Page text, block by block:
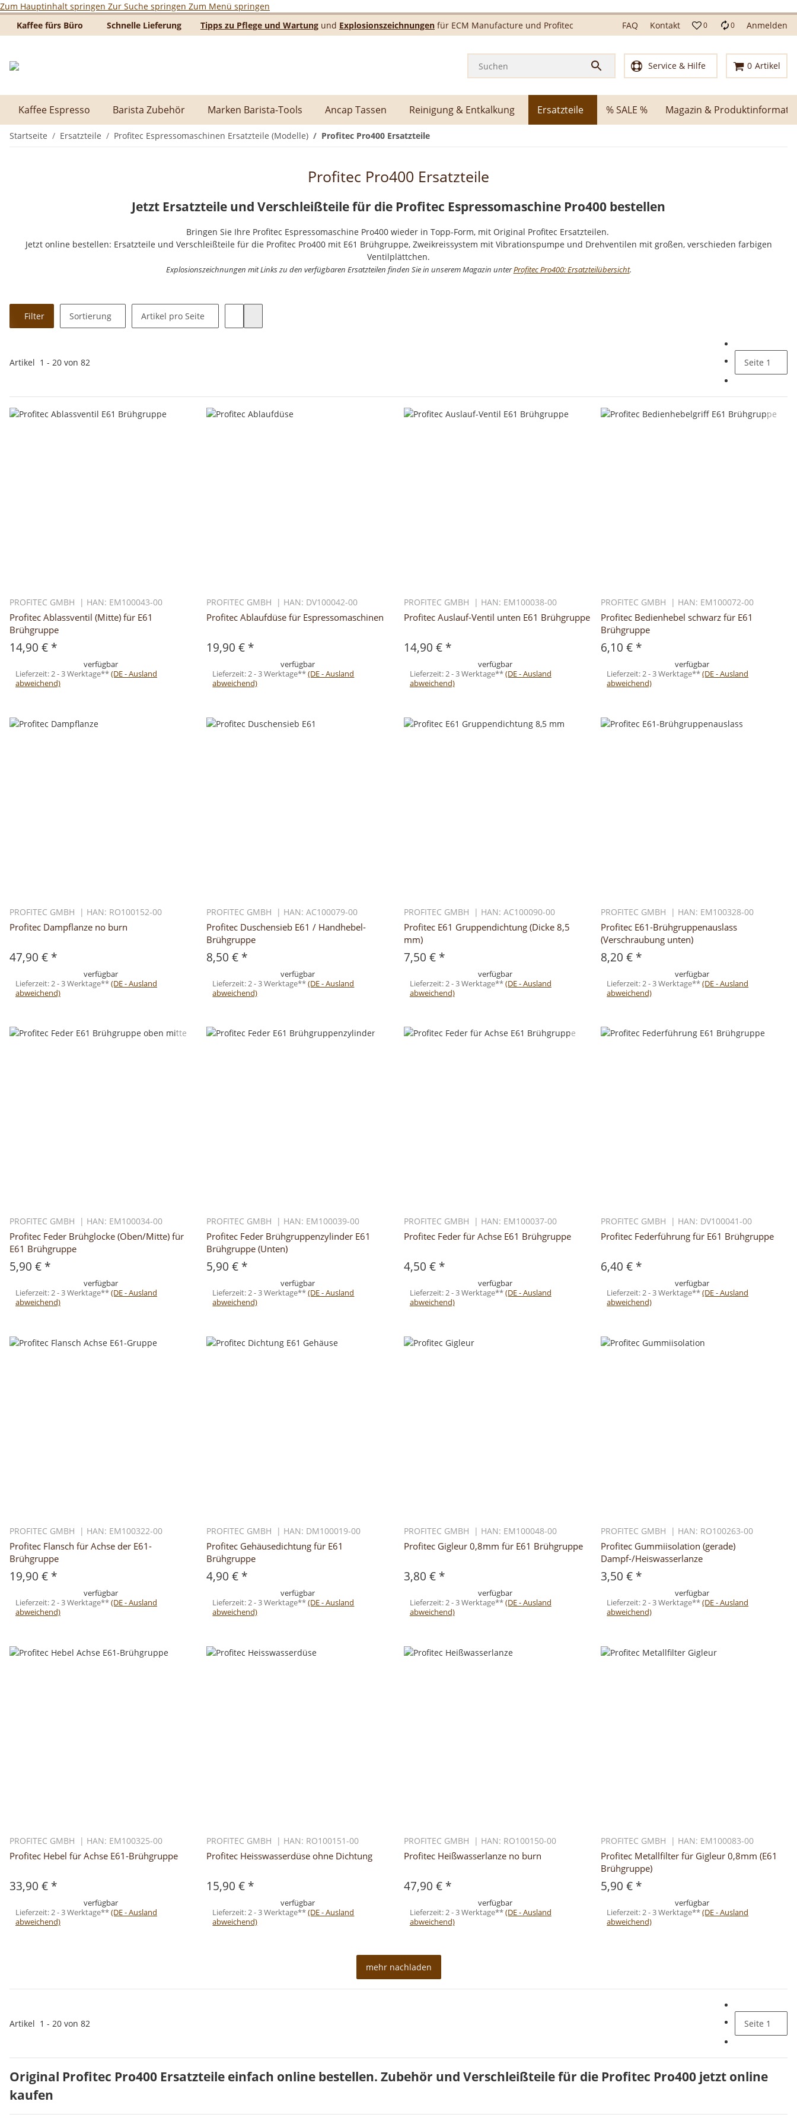
Zum Hauptinhalt springen Zur Suche springen Zum Menü springen
Kaffee fürs Büro
Schnelle Lieferung Tipps zu Pflege und Wartung und Explosionszeichnungen für ECM Manufacture und Profitec FAQ Kontakt 0 0 Anmelden
Service & Hilfe 0 Artikel
Kaffee Espresso Barista Zubehör Marken Barista-Tools Ancap Tassen Reinigung & Entkalkung Ersatzteile % SALE % Magazin &
Startseite Ersatzteile Profitec Espressomaschinen Ersatzteile (Modelle) Profitec Pro400 Ersatzteile
Profitec Pro400 Ersatzteile
Jetzt Ersatzteile und Verschleißteile für die Profitec Espressomaschine Pro400 bestellen
Bringen Sie Ihre Profitec Espressomaschine Pro400 wieder in Topp-Form, mit Original Profitec Ersatzteilen.
Jetzt online bestellen: Ersatzteile und Verschleißteile für die Profitec Pro400 mit E61 Brühgruppe, Zweikreissystem mit Vibrationspumpe und Drehventilen mit großen, verschieden farbigen
Ventilplättchen.
Explosionszeichnungen mit Links zu den verfügbaren Ersatzteilen finden Sie in unserem Magazin unterProfitec Pro400: Ersatzteilübersicht.
Filter Sortierung Artikel pro Seite
Artikel 1 - 20 von 82 Seite 1
PROFITEC GMBH | HAN: EM100043-00
Profitec Ablassventil (Mitte) für E61
Brühgruppe
14,90 € *
verfügbar
Lieferzeit:2 - 3 Werktage**(DE - Ausland
abweichend)
PROFITEC GMBH | HAN: DV100042-00
Profitec Ablaufdüse für Espressomaschinen
19,90 € *
verfügbar
Lieferzeit:2 - 3 Werktage**(DE - Ausland
abweichend)
PROFITEC GMBH | HAN: EM100038-00
Profitec Auslauf-Ventil unten E61 Brühgruppe
14,90 € *
verfügbar
Lieferzeit:2 - 3 Werktage**(DE - Ausland
abweichend)
PROFITEC GMBH | HAN: EM100072-00
Profitec Bedienhebel schwarz für E61
Brühgruppe
6,10 € *
verfügbar
Lieferzeit:2 - 3 Werktage**(DE - Ausland
abweichend)
PROFITEC GMBH | HAN: RO100152-00
Profitec Dampflanze no burn
47,90 € *
verfügbar
Lieferzeit: 2 - 3 Werktage**(DE - Ausland
abweichend)
PROFITEC GMBH | HAN: AC100079-00
Profitec Duschensieb E61 / Handhebel-
Brühgruppe
8,50 € *
verfügbar
Lieferzeit: 2 - 3 Werktage**(DE - Ausland
abweichend)
PROFITEC GMBH | HAN: AC100090-00
Profitec E61 Gruppendichtung (Dicke 8,5
mm)
7,50 € *
verfügbar
Lieferzeit: 2 - 3 Werktage**(DE - Ausland
abweichend)
PROFITEC GMBH | HAN: EM100328-00
Profitec E61-Brühgruppenauslass
(Verschraubung unten)
8,20 € *
verfügbar
Lieferzeit: 2 - 3 Werktage**(DE - Ausland
abweichend)
PROFITEC GMBH | HAN: EM100034-00
Profitec Feder Brühglocke (Oben/Mitte) für
E61 Brühgruppe
5,90 € *
verfügbar
Lieferzeit:2 - 3 Werktage**(DE - Ausland
abweichend)
PROFITEC GMBH | HAN: EM100039-00
Profitec Feder Brühgruppenzylinder E61
Brühgruppe (Unten)
5,90 € *
verfügbar
Lieferzeit:2 - 3 Werktage**(DE - Ausland
abweichend)
PROFITEC GMBH | HAN: EM100037-00
Profitec Feder für Achse E61 Brühgruppe
4,50 € *
verfügbar
Lieferzeit:2 - 3 Werktage**(DE - Ausland
abweichend)
PROFITEC GMBH | HAN: DV100041-00
Profitec Federführung für E61 Brühgruppe
6,40 € *
verfügbar
Lieferzeit:2 - 3 Werktage**(DE - Ausland
abweichend)
PROFITEC GMBH | HAN: EM100322-00
Profitec Flansch für Achse der E61-
Brühgruppe
19,90 € *
verfügbar
Lieferzeit:2 - 3 Werktage**(DE - Ausland
abweichend)
PROFITEC GMBH | HAN: DM100019-00
Profitec Gehäusedichtung für E61
Brühgruppe
4,90 € *
verfügbar
Lieferzeit:2 - 3 Werktage**(DE - Ausland
abweichend)
PROFITEC GMBH | HAN: EM100048-00
Profitec Gigleur 0,8mm für E61 Brühgruppe
3,80 € *
verfügbar
Lieferzeit:2 - 3 Werktage**(DE - Ausland
abweichend)
PROFITEC GMBH | HAN: RO100263-00
Profitec Gummiisolation (gerade)
Dampf-/Heiswasserlanze
3,50 € *
verfügbar
Lieferzeit:2 - 3 Werktage**(DE - Ausland
abweichend)
PROFITEC GMBH | HAN: EM100325-00
Profitec Hebel für Achse E61-Brühgruppe
33,90 € *
verfügbar
Lieferzeit:2 - 3 Werktage**(DE - Ausland
abweichend)
PROFITEC GMBH | HAN: RO100151-00
Profitec Heisswasserdüse ohne Dichtung
15,90 € *
verfügbar
Lieferzeit:2 - 3 Werktage**(DE - Ausland
abweichend)
PROFITEC GMBH | HAN: RO100150-00
Profitec Heißwasserlanze no burn
47,90 € *
verfügbar
Lieferzeit:2 - 3 Werktage**(DE - Ausland
abweichend)
PROFITEC GMBH | HAN: EM100083-00
Profitec Metallfilter für Gigleur 0,8mm (E61
Brühgruppe)
5,90 € *
verfügbar
Lieferzeit:2 - 3 Werktage**(DE - Ausland
abweichend)
mehr nachladen
Artikel 1 - 20 von 82 Seite 1
Original Profitec Pro400 Ersatzteile einfach online bestellen. Zubehör und Verschleißteile für die Profitec Pro400 jetzt online
kaufen